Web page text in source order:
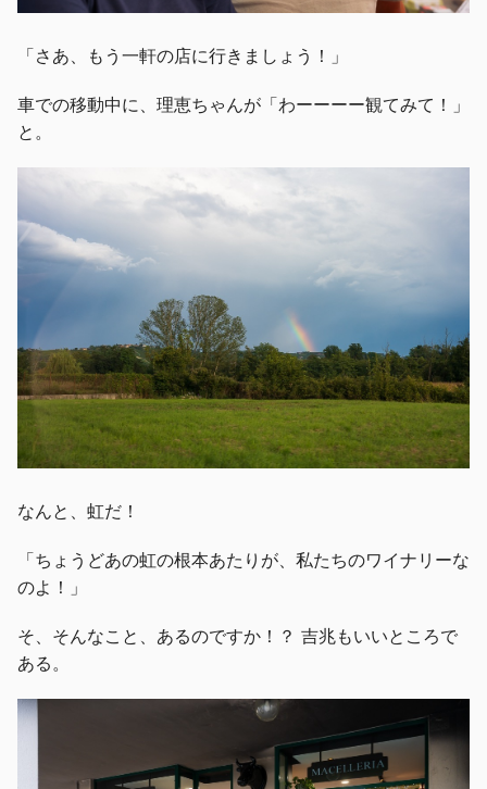
「さあ、もう一軒の店に行きましょう！」
車での移動中に、理恵ちゃんが「わーーーー観てみて！」
と。
なんと、虹だ！
「ちょうどあの虹の根本あたりが、私たちのワイナリーな
のよ！」
そ、そんなこと、あるのですか！？ 吉兆もいいところで
ある。